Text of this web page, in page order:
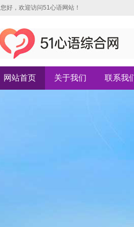
您好，欢迎访问51心语网站！
网站首页 关于我们 联系我